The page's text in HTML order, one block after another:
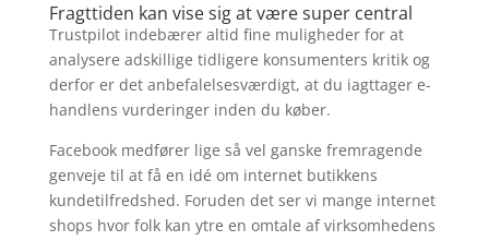
Fragttiden kan vise sig at være super central
Trustpilot indebærer altid fine muligheder for at
analysere adskillige tidligere konsumenters kritik og
derfor er det anbefalelsesværdigt, at du iagttager e-
handlens vurderinger inden du køber.
Facebook medfører lige så vel ganske fremragende
genveje til at få en idé om internet butikkens
kundetilfredshed. Foruden det ser vi mange internet
shops hvor folk kan ytre en omtale af virksomhedens